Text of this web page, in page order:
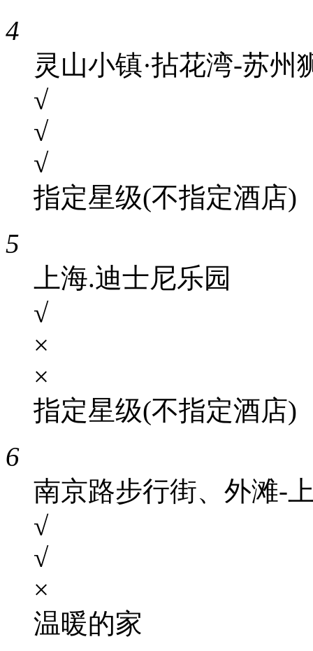
4
灵山小镇·拈花湾-苏
√
√
√
指定星级(不指定酒店)
5
上海.迪士尼乐园
√
×
×
指定星级(不指定酒店)
6
南京路步行街、外滩-
√
√
×
温暖的家